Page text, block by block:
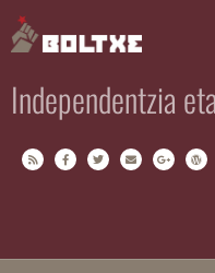
Independentzia